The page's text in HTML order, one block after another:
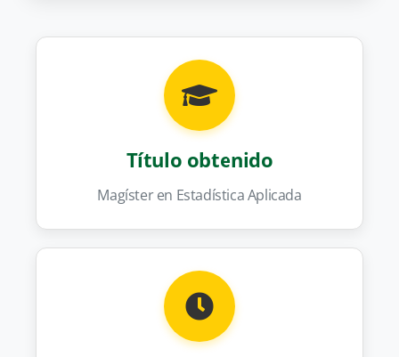
Título obtenido
Magíster en Estadística Aplicada